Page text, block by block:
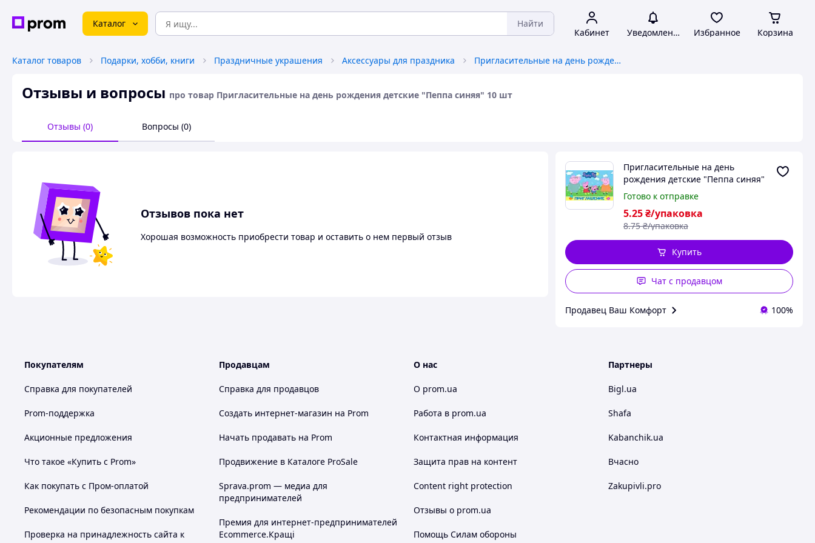
Каталог Найти
Кабинет Уведомления Избранное Корзина
Каталог товаров Подарки, хобби, книги Праздничные украшения Аксессуары для праздника Пригласительные на день рождения детские "Пеппа синяя" 10 шт
Отзывы и вопросы про товар Пригласительные на день рождения детские "Пеппа синяя" 10 шт
Отзывы (0) Вопросы (0)
Отзывов пока нет
Хорошая возможность приобрести товар и оставить о нем первый отзыв
Пригласительные на день
рождения детские "Пеппа синяя"
10 шт
Готово к отправке
5.25₴/упаковка
8.75 ₴/упаковка
Купить
Чат с продавцом
Продавец Ваш Комфорт 100%
Покупателям
Справка для покупателей
Prom-поддержка
Акционные предложения
Что такое «Купить с Prom»
Как покупать с Пром-оплатой
Рекомендации по безопасным покупкам
Проверка на принадлежность сайта к
Продавцам
Справка для продавцов
Создать интернет-магазин на Prom
Начать продавать на Prom
Продвижение в Каталоге ProSale
Sprava.prom — медиа для
предпринимателей
Премия для интернет-предпринимателей
Ecommerce.Кращі
О нас
О prom.ua
Работа в prom.ua
Контактная информация
Защита прав на контент
Content right protection
Отзывы о prom.ua
Помощь Силам обороны
Партнеры
Bigl.ua
Shafa
Kabanchik.ua
Вчасно
Zakupivli.pro